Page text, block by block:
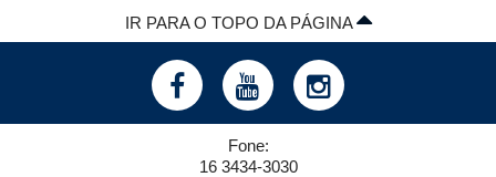
IR PARA O TOPO DA PÁGINA
Fone:
16 3434-3030